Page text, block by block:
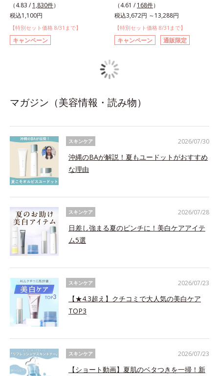
（4.83 / 1,830件）
税込1,100円
【特別セット価格 8/31まで】
キャンペーン
（4.61 / 168件）
税込3,672円 ～13,288円
【特別セット価格 8/31まで】
キャンペーン 通販限定
マガジン（美容情報・読み物）
スキンケア
沖縄のBAが解説！夏もユードットがおすすめ
な理由
2026/07/30
スキンケア
日差し強まる夏のピンチに！美白ケアアイテ
ム5選
2026/07/28
スキンケア
【★4.3超え】クチコミで大人気の美白ケア
TOP3
2026/07/23
スキンケア
【ショート動画】夏肌のベタつきを一掃！新
2026/07/23